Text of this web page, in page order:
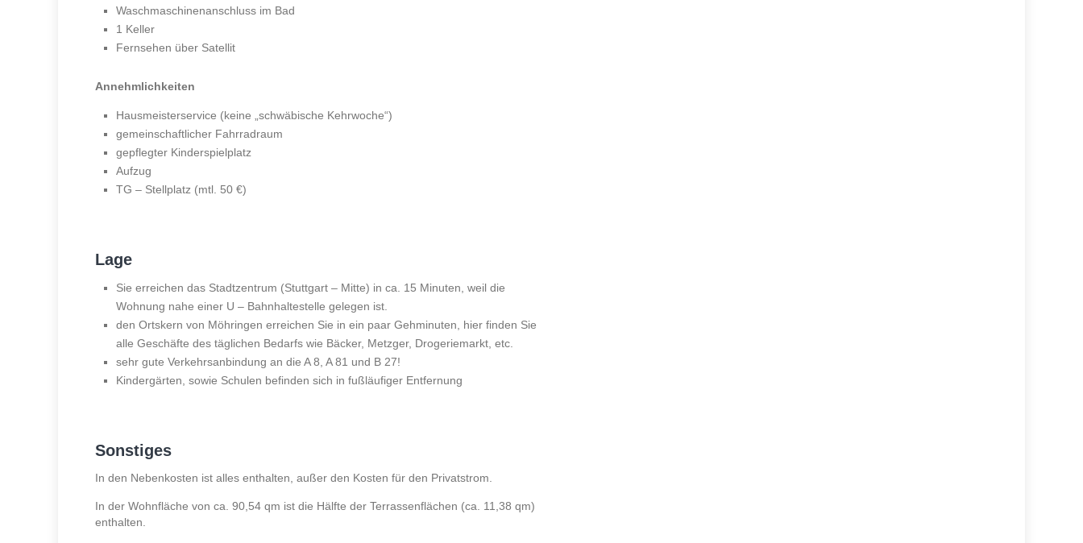
Waschmaschinenanschluss im Bad
1 Keller
Fernsehen über Satellit
Annehmlichkeiten
Hausmeisterservice (keine „schwäbische Kehrwoche“)
gemeinschaftlicher Fahrradraum
gepflegter Kinderspielplatz
Aufzug
TG – Stellplatz (mtl. 50 €)
Lage
Sie erreichen das Stadtzentrum (Stuttgart – Mitte) in ca. 15 Minuten, weil die
Wohnung nahe einer U – Bahnhaltestelle gelegen ist.
den Ortskern von Möhringen erreichen Sie in ein paar Gehminuten, hier finden Sie
alle Geschäfte des täglichen Bedarfs wie Bäcker, Metzger, Drogeriemarkt, etc.
sehr gute Verkehrsanbindung an die A 8, A 81 und B 27!
Kindergärten, sowie Schulen befinden sich in fußläufiger Entfernung
Sonstiges
In den Nebenkosten ist alles enthalten, außer den Kosten für den Privatstrom.
In der Wohnfläche von ca. 90,54 qm ist die Hälfte der Terrassenflächen (ca. 11,38 qm)
enthalten.